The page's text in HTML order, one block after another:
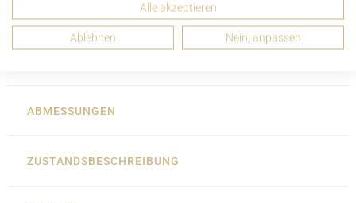
ABMESSUNGEN
ZUSTANDSBESCHREIBUNG
Alle akzeptieren
Ablehnen Nein, anpassen